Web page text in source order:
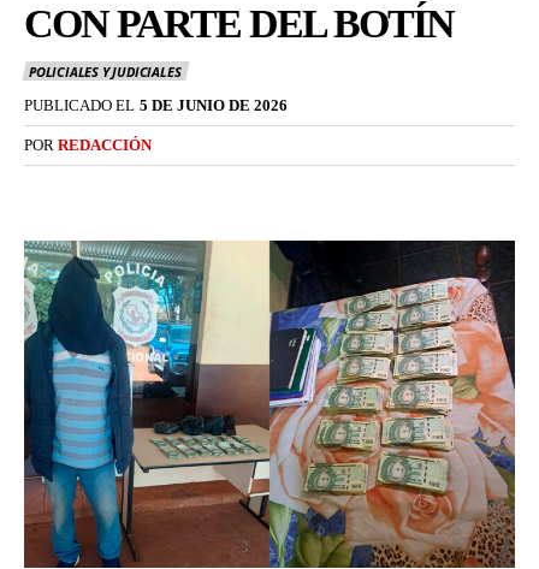
CON PARTE DEL BOTÍN
POLICIALES Y JUDICIALES
PUBLICADO EL 5 DE JUNIO DE 2026
POR REDACCIÓN